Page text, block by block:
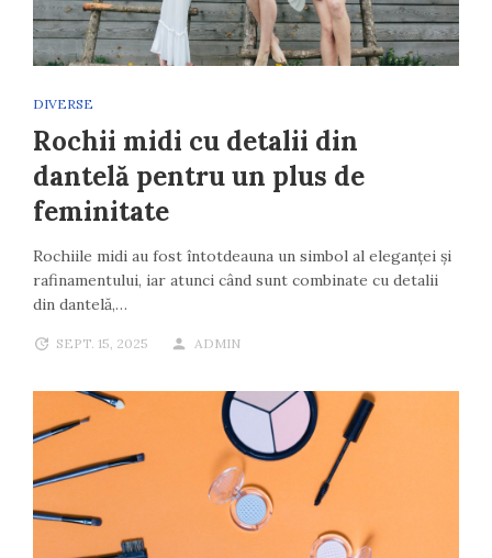
DIVERSE
Rochii midi cu detalii din
dantelă pentru un plus de
feminitate
Rochiile midi au fost întotdeauna un simbol al eleganței și
rafinamentului, iar atunci când sunt combinate cu detalii
din dantelă,…
SEPT. 15, 2025 ADMIN